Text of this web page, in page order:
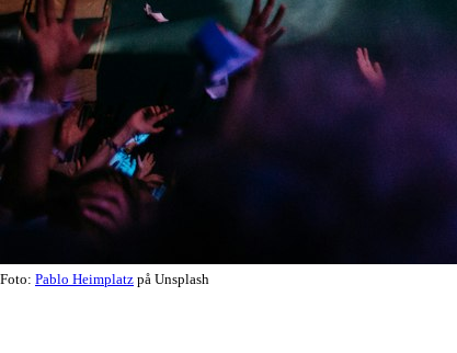
Foto: Pablo Heimplatz på Unsplash